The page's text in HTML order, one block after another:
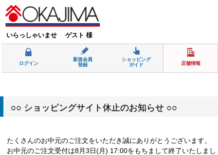
いらっしゃいませ ゲスト 様
ログイン
新規会員
登録
ショッピング
ガイド
店舗情報
○○ ショッピングサイト休止のお知らせ ○○
たくさんのお中元のご注文をいただき誠にありがとうございます。
お中元のご注文受付は8月3日(月) 17:00をもちまして終了いたしまし